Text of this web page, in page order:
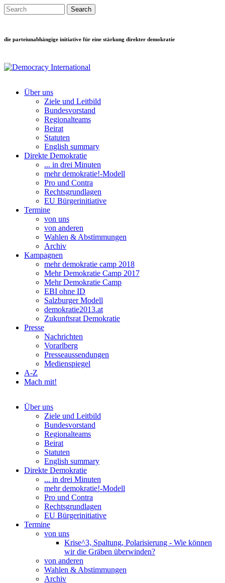
Direkt zum Inhalt
Search this site
die parteiunabhängige initiative für eine stärkung direkter demokratie
Main menu
Über uns
Ziele und Leitbild
Bundesvorstand
Regionalteams
Beirat
Statuten
English summary
Direkte Demokratie
... in drei Minuten
mehr demokratie!-Modell
Pro und Contra
Rechtsgrundlagen
EU Bürgerinitiative
Termine
von uns
von anderen
Wahlen & Abstimmungen
Archiv
Kampagnen
mehr demokratie camp 2018
Mehr Demokratie Camp 2017
Mehr Demokratie Camp
EBI ohne ID
Salzburger Modell
demokratie2013.at
Zukunftsrat Demokratie
Presse
Nachrichten
Vorarlberg
Presseaussendungen
Medienspiegel
A-Z
Mach mit!
Über uns
Ziele und Leitbild
Bundesvorstand
Regionalteams
Beirat
Statuten
English summary
Direkte Demokratie
... in drei Minuten
mehr demokratie!-Modell
Pro und Contra
Rechtsgrundlagen
EU Bürgerinitiative
Termine
von uns
Krise^3, Spaltung, Polarisierung - Wie können
wir die Gräben überwinden?
von anderen
Wahlen & Abstimmungen
Archiv